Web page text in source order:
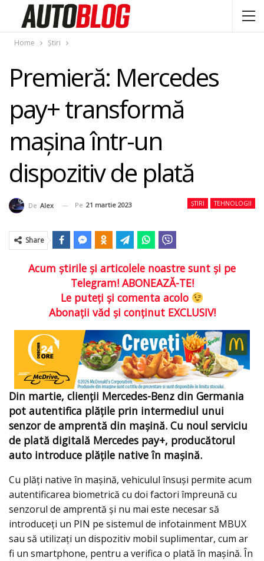
Home Știri
Premieră: Mercedes
pay+ transformă
mașina într-un
dispozitiv de plată
ȘTIRI TEHNOLOGII
De Alex Pe 21 martie 2023
Share
Acum ştirile şi articolele noastre sunt şi pe
Telegram! ABONEAZĂ-TE!
Le puteţi şi comenta acolo
Abonaţii văd şi conţinut EXCLUSIV!
Din martie, clienții Mercedes-Benz din Germania
pot autentifica plățile prin intermediul unui
senzor de amprentă din mașină. Cu noul serviciu
de plată digitală Mercedes pay+, producătorul
auto introduce plățile native în mașină.
Cu plăți native în mașină, vehiculul însuși permite acum
autentificarea biometrică cu doi factori împreună cu
senzorul de amprentă şi nu mai este necesar să
introduceți un PIN pe sistemul de infotainment MBUX
sau să utilizați un dispozitiv mobil suplimentar, cum ar
fi un smartphone, pentru a verifica o plată în mașină. În